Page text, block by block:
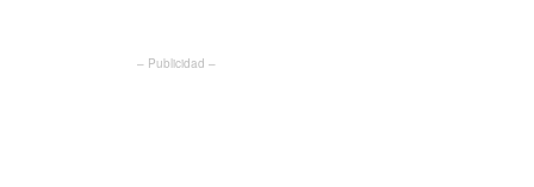
– Publicidad –